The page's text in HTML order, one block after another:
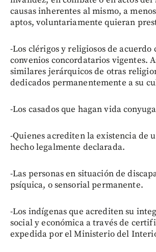
causas inherentes al mismo, a
aptos, voluntariamente quieran
-Los clérigos y religiosos de acuerdo
convenios concordatarios vigentes.
similares jerárquicos de otras
dedicados permanentemente a su
-Los casados que hagan vida
-Quienes acrediten la existencia de
hecho legalmente declarada.
-Las personas en situación de
psíquica, o sensorial permanente.
-Los indígenas que acrediten su
social y económica a través de
expedida por el Ministerio del